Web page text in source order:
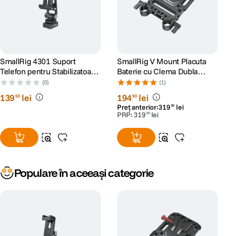
SmallRig 4301 Suport
Telefon pentru Stabilizatoare
DJI
(0)
13990 lei
SmallRig V Mount Placuta
Baterie cu Clema Dubla
15mm
(1)
19490 lei
Preț anterior:319 90 lei
PRP:319 90 lei
Populare în aceeași categorie